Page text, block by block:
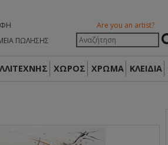
ΠΩΛΗΣΗΣ
Are you an artist?
ΧΩΡΟΣ ΧΡΩΜΑ ΚΛΕΙΔΙΑ